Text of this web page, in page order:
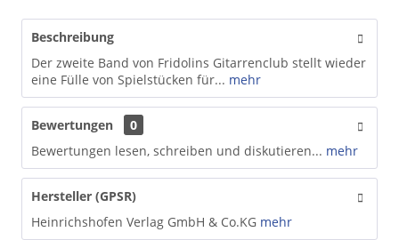
Beschreibung
Der zweite Band von Fridolins Gitarrenclub stellt wieder
eine Fülle von Spielstücken für... mehr
Bewertungen
0
Bewertungen lesen, schreiben und diskutieren... mehr
Hersteller (GPSR)
Heinrichshofen Verlag GmbH & Co.KG mehr